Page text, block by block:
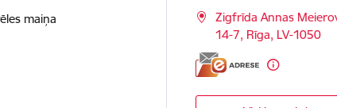
maiņa
Zigfrīda Annas
14-7, Rīga, LV-1050